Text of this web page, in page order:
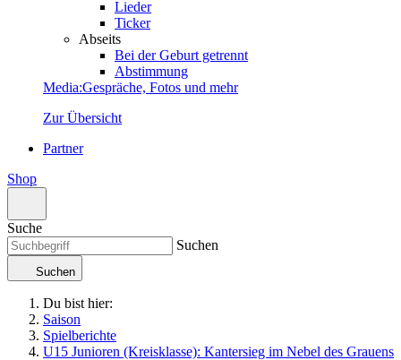
Lieder
Ticker
Abseits
Bei der Geburt getrennt
Abstimmung
Media:Gespräche, Fotos und mehr
Zur Übersicht
Partner
Shop
Suche
Suchen
Suchen
Du bist hier:
Saison
Spielberichte
U15 Junioren (Kreisklasse): Kantersieg im Nebel des Grauens